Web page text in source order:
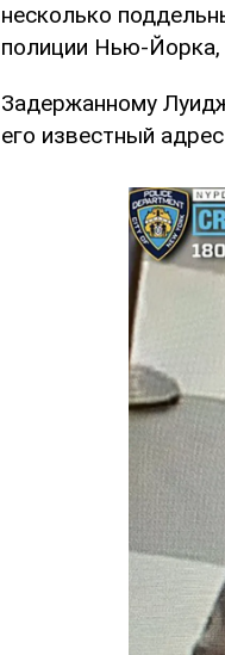
несколько
полиции Нью-Йорка,
Задержанному
его известный